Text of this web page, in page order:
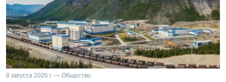
8 августа 2026 г. — Общество